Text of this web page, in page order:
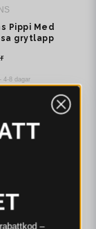
Pippi Med
grytlapp
4-8 dagar
-31%
–